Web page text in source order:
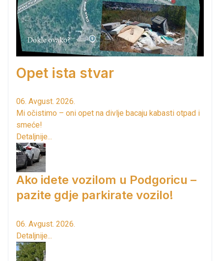
Opet ista stvar
06. Avgust. 2026.
Mi očistimo – oni opet na divlje bacaju kabasti otpad i
smeće!
Detaljnije...
Ako idete vozilom u Podgoricu –
pazite gdje parkirate vozilo!
06. Avgust. 2026.
Detaljnije...